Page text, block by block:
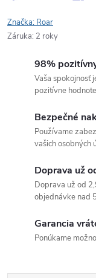
Značka: Roar
Záruka: 2 roky
98%
Vaša spokojnosť
pozitívne
Bezpečné
Používame
vašich osobných
Doprava už
Doprava už od
objednávke nad
Garancia
Ponúkame